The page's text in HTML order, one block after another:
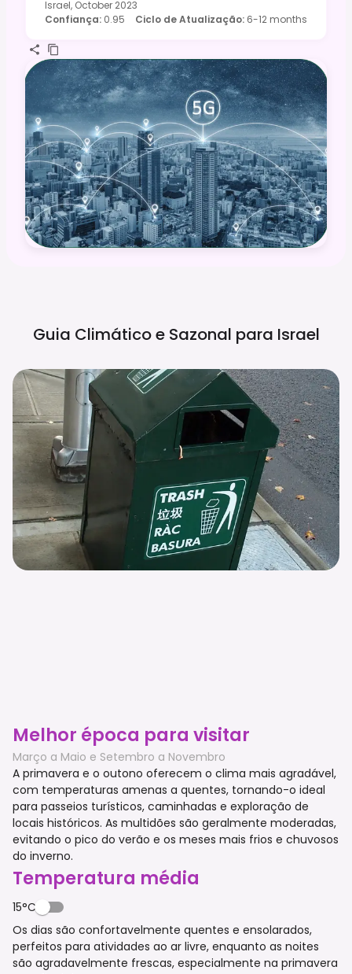
Israel, October 2023
Confiança: 0.95 Ciclo de Atualização: 6-12 months
Guia Climático e Sazonal para Israel
Melhor época para visitar
Março a Maio e Setembro a Novembro
A primavera e o outono oferecem o clima mais agradável,
com temperaturas amenas a quentes, tornando-o ideal
para passeios turísticos, caminhadas e exploração de
locais históricos. As multidões são geralmente moderadas,
evitando o pico do verão e os meses mais frios e chuvosos
do inverno.
Temperatura média
15°C
Os dias são confortavelmente quentes e ensolarados,
perfeitos para atividades ao ar livre, enquanto as noites
são agradavelmente frescas, especialmente na primavera